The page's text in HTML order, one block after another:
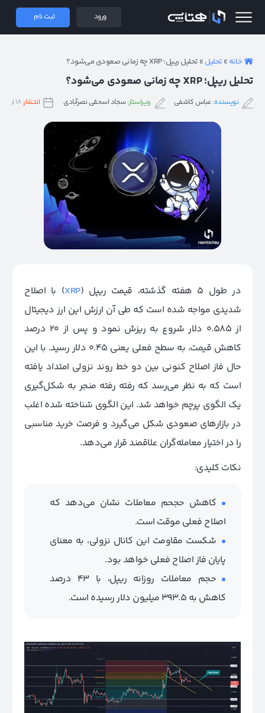
همتاپی ورود ثبت نام
خانه » تحلیل » تحلیل ریپل؛ XRP چه زمانی صعودی می‌شود؟
تحلیل ریپل؛ XRP چه زمانی صعودی می‌شود؟
نویسنده:عباس کاشفی ویراستار:سجاد اسحقی نصرآبادی انتشار:۱۸ اردیبهشت ۱۴۰۲
در طول 5 هفته گذشته، قیمت ریپل ( XRP) با اصلاح
شدیدی مواجه شده است که طی آن ارزش این ارز دیجیتال
از 0.585 دلار شروع به ریزش نمود و پس از 20 درصد
کاهش قیمت، به سطح فعلی یعنی 0.45 دلار رسید. با این
حال فاز اصلاح کنونی بین دو خط روند نزولی امتداد یافته
است که به نظر می‌رسد که رفته رفته منجر به شکل‌گیری
یک الگوی پرچم خواهد شد. این الگوی شناخته شده اغلب
در بازار‌های صعودی شکل می‌گیرد و فرصت خرید مناسبی
را در اختیار معامله‌گران علاقمند قرار می‌دهد.
نکات کلیدی:
کاهش حجحم معاملات نشان می‌دهد که
اصلاح فعلی موقت است.
شکست مقاومت این کانال نزولی، به معنای
پایان فاز اصلاح فعلی خواهد بود.
حجم معاملات روزانه ریپل، با 43 درصد
کاهش به 393.5 میلیون دلار رسیده است.